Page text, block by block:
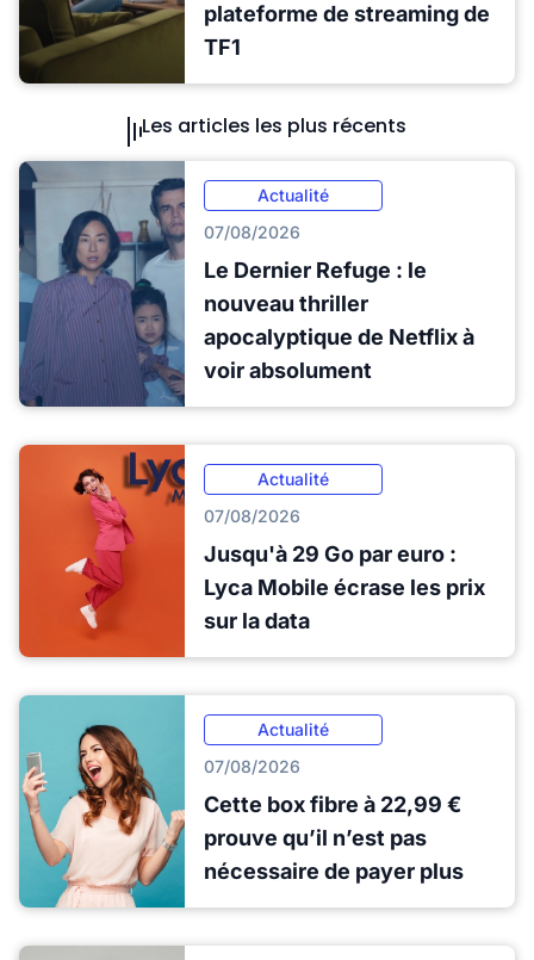
plateforme de streaming de
TF1
Les articles les plus récents
Actualité
07/08/2026
Le Dernier Refuge : le
nouveau thriller
apocalyptique de Netflix à
voir absolument
Actualité
07/08/2026
Jusqu'à 29 Go par euro :
Lyca Mobile écrase les prix
sur la data
Actualité
07/08/2026
Cette box fibre à 22,99 €
prouve qu’il n’est pas
nécessaire de payer plus